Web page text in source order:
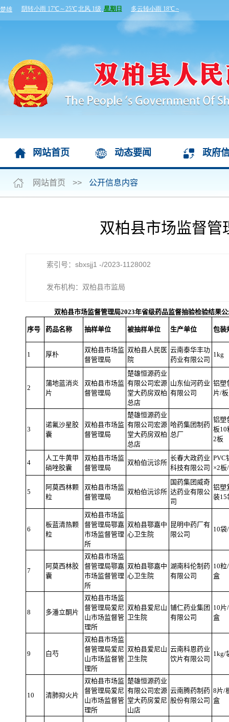
网站首页 动态要闻 政府
网站首页 >> 公开信息内容
双柏县市场监督管
索引号：sbxsjj1 -/2023-1128002
发布机构：双柏县市监局
双柏县市场监督管理局2023年省级药品监督抽验检验结果
序号 药品名称 抽样单位 被抽样单位 生产单位 包装
1 厚朴
双柏县市场监
督管理局
双柏县人民医
院
云南泰华丰功
药业有限公司
1kg
2
蒲地蓝消炎
片
双柏县市场监
督管理局
楚雄恒源药业
有限公司宏源
堂大药房双柏
总店
山东仙河药业
有限公司
铝塑
片/
3
诺氟沙星胶
囊
双柏县市场监
督管理局
楚雄恒源药业
有限公司宏源
堂大药房双柏
总店
哈药集团制药
总厂
铝塑
板10
2板
4
人工牛黄甲
硝唑胶囊
双柏县市场监
督管理局
双柏伯沅诊所
长春大政药业
科技有限公司
PVC
×2板
5
阿莫西林颗
粒
双柏县市场监
督管理局
双柏伯沅诊所
国药集团威奇
达药业有限公
司
铝塑
装15
6
板蓝清热颗
粒
双柏县市场监
督管理局鄂嘉
市场监督管理
所
双柏县鄂嘉中
心卫生院
昆明中药厂有
限公司
10袋
7
阿莫西林胶
囊
双柏县市场监
督管理局鄂嘉
市场监督管理
所
双柏县鄂嘉中
心卫生院
湖南科伦制药
有限公司
10粒
盒
8 多潘立酮片
双柏县市场监
督管理局爱尼
山市场监督管
理所
双柏县爱尼山
卫生院
铺仁药业集团
有限公司
10片
盒
9 白芍
双柏县市场监
督管理局爱尼
山市场监督管
理所
双柏县爱尼山
卫生院
云南科恩药业
饮片有限公司
1kg/
10 清肺抑火片
双柏县市场监
督管理局爱尼
山市场监督管
理所
楚雄恒源药业
有限公司宏源
堂大药房爱尼
山店
云南腾药制药
股份有限公司
8片/
盒